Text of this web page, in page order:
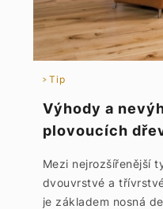
Tip
Výhody a
plovoucích
Mezi nejrozšířenější
dvouvrstvé a
je základem nosná